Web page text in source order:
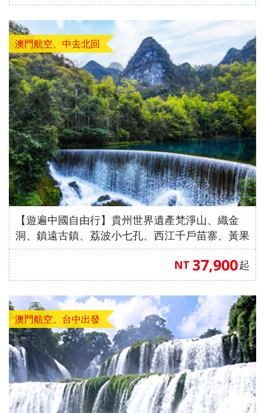
澳門航空、中去北回
【遊遍中國自由行】貴州世界遺產梵淨山、織金
洞、鎮遠古鎮、荔波小七孔、西江千戶苗寨、黃果
樹瀑布八日遊（VIP三排椅車）【澳門航空、中去
NT 37,900起
澳門航空、台中出發